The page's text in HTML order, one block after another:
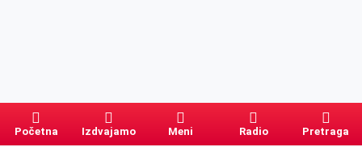
Početna Izdvajamo Meni Radio Pretraga